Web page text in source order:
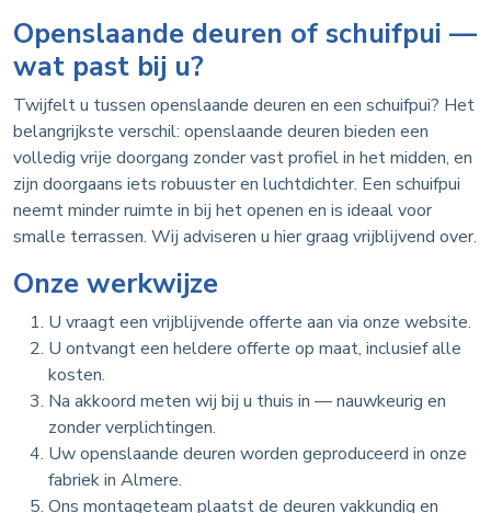
Openslaande deuren of schuifpui —
wat past bij u?
Twijfelt u tussen openslaande deuren en een schuifpui? Het
belangrijkste verschil: openslaande deuren bieden een
volledig vrije doorgang zonder vast profiel in het midden, en
zijn doorgaans iets robuuster en luchtdichter. Een schuifpui
neemt minder ruimte in bij het openen en is ideaal voor
smalle terrassen. Wij adviseren u hier graag vrijblijvend over.
Onze werkwijze
U vraagt een vrijblijvende offerte aan via onze website.
U ontvangt een heldere offerte op maat, inclusief alle
kosten.
Na akkoord meten wij bij u thuis in — nauwkeurig en
zonder verplichtingen.
Uw openslaande deuren worden geproduceerd in onze
fabriek in Almere.
Ons montageteam plaatst de deuren vakkundig en